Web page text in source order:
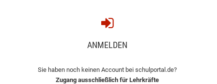
ANMELDEN
Sie haben noch keinen Account bei schulportal.de?
Zugang ausschließlich für Lehrkräfte